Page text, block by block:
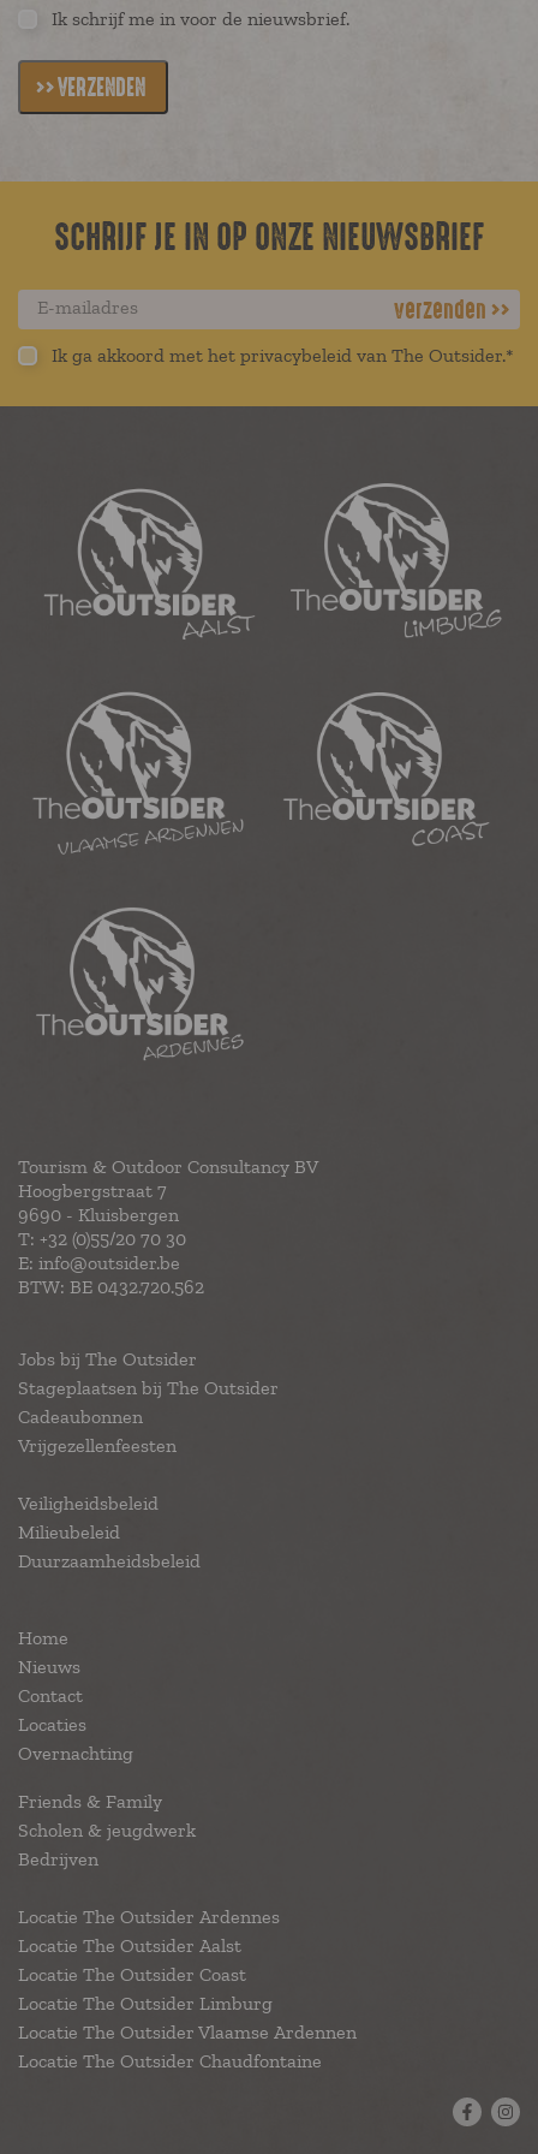
Ik schrijf me in voor de nieuwsbrief.
VERZENDEN
SCHRIJF JE IN OP ONZE NIEUWSBRIEF
verzenden
Ik ga akkoord met het privacybeleid van The Outsider.*
Tourism & Outdoor Consultancy BV
Hoogbergstraat 7
9690 - Kluisbergen
T: +32 (0)55/20 70 30
E: info@outsider.be
BTW: BE 0432.720.562
Jobs bij The Outsider
Stageplaatsen bij The Outsider
Cadeaubonnen
Vrijgezellenfeesten
Veiligheidsbeleid
Milieubeleid
Duurzaamheidsbeleid
Friends & Family
Scholen & jeugdwerk
Bedrijven
Locatie The Outsider Ardennes
Locatie The Outsider Aalst
Locatie The Outsider Coast
Locatie The Outsider Limburg
Locatie The Outsider Vlaamse Ardennen
Locatie The Outsider Chaudfontaine
Home
Nieuws
Contact
Locaties
Overnachting